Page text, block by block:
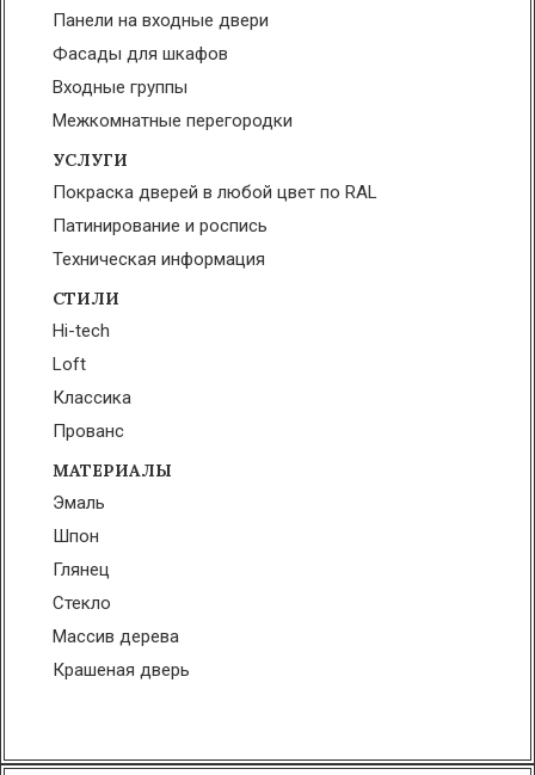
Панели на входные двери
Фасады для шкафов
Входные группы
Межкомнатные перегородки
УСЛУГИ
Покраска дверей в любой цвет по RAL
Патинирование и роспись
Техническая информация
СТИЛИ
Hi-tech
Loft
Классика
Прованс
МАТЕРИАЛЫ
Эмаль
Шпон
Глянец
Стекло
Массив дерева
Крашеная дверь